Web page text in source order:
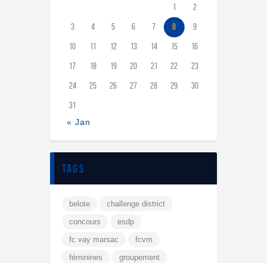
1 2
3 4 5 6 7 8 9
10 11 12 13 14 15 16
17 18 19 20 21 22 23
24 25 26 27 28 29 30
31
« Jan
tags
belote
challenge district
concours
esdp
fc vay marsac
fcvm
féminines
groupement